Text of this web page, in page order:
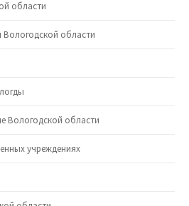
области
области
Вологодской области
учреждениях